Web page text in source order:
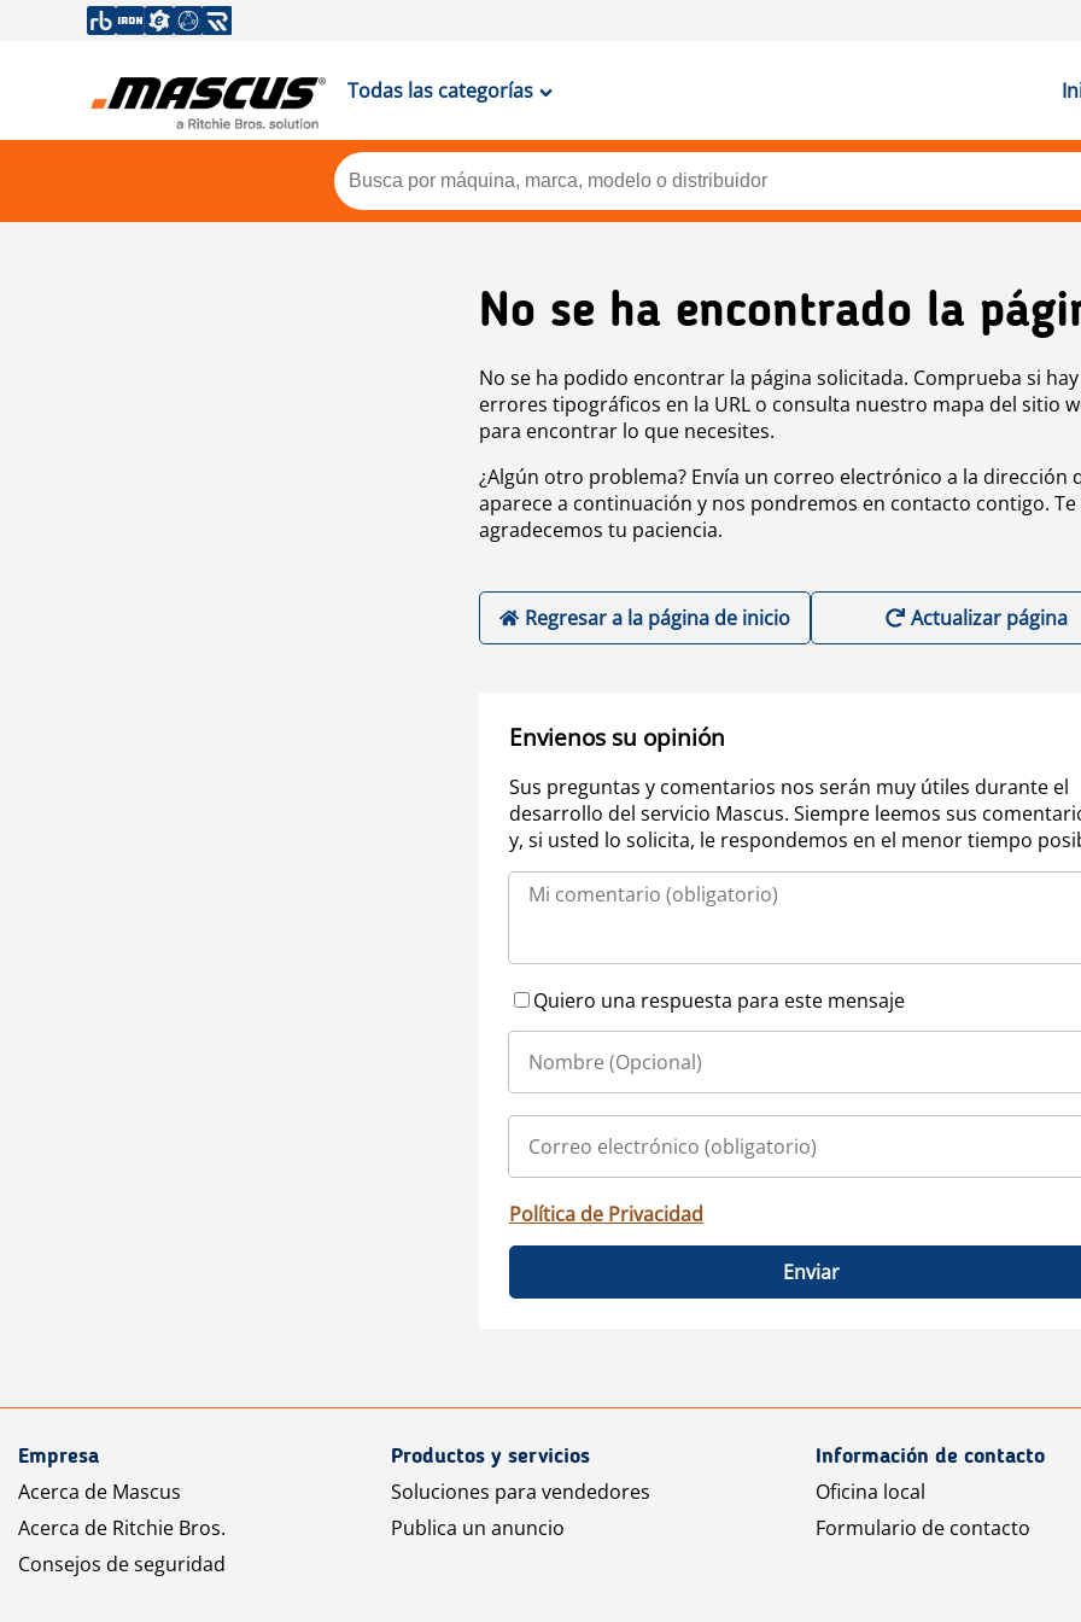
Todas las categorías
No se ha encontrado la
No se ha podido encontrar la página solicitada. Comprueba si hay
errores tipográficos en la URL o consulta nuestro mapa del sitio
para encontrar lo que necesites.
¿Algún otro problema? Envía un correo electrónico a la dirección
aparece a continuación y nos pondremos en contacto contigo. Te
agradecemos tu paciencia.
Regresar a la página de inicio Actualizar página
Envienos su opinión
Sus preguntas y comentarios nos serán muy útiles durante el
desarrollo del servicio Mascus. Siempre leemos sus
y, si usted lo solicita, le respondemos en el menor tiempo
Quiero una respuesta para este mensaje
Política de Privacidad
Enviar
Empresa
Acerca de Mascus
Acerca de Ritchie Bros.
Consejos de seguridad
Productos y servicios
Soluciones para vendedores
Publica un anuncio
Información de contacto
Oficina local
Formulario de contacto